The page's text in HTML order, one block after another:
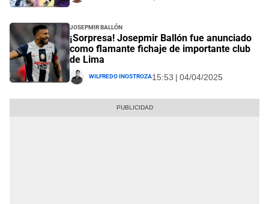
Josepmir Ballón
¡Sorpresa! Josepmir Ballón fue anunciado
como flamante fichaje de importante club
de Lima
Wilfredo Inostroza15:53 | 04/04/2025